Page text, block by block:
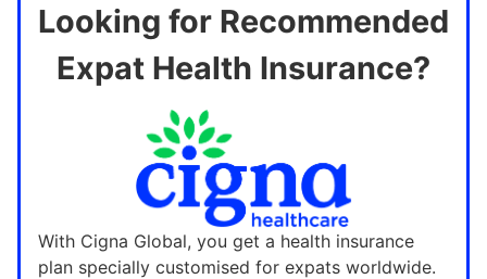
Looking for Recommended
Expat Health Insurance?
With Cigna Global, you get a health insurance
plan specially customised for expats worldwide.